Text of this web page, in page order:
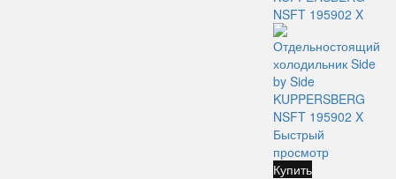
Быстрый
просмотр
Купить